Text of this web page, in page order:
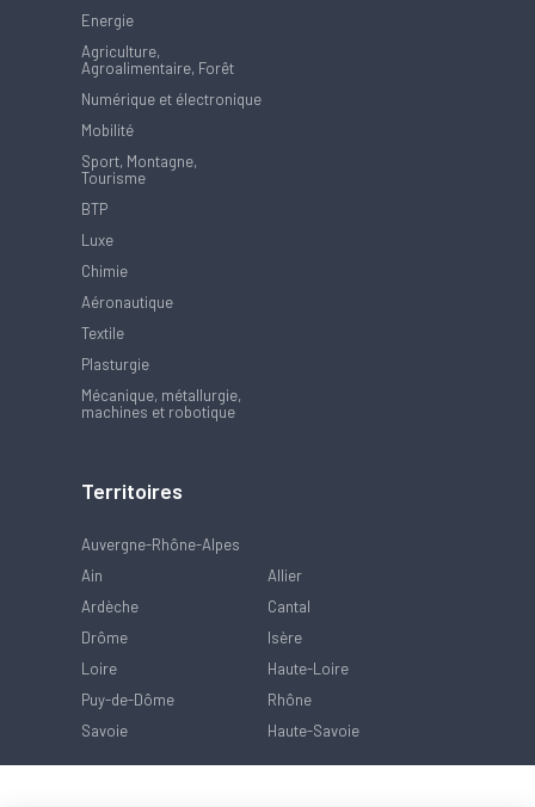
Energie
Agriculture,
Agroalimentaire, Forêt
Numérique et électronique
Mobilité
Sport, Montagne,
Tourisme
BTP
Luxe
Chimie
Aéronautique
Textile
Plasturgie
Mécanique, métallurgie,
machines et robotique
Territoires
Auvergne-Rhône-Alpes
Ain
Allier
Ardèche
Cantal
Drôme
Isère
Loire
Haute-Loire
Puy-de-Dôme
Rhône
Savoie
Haute-Savoie